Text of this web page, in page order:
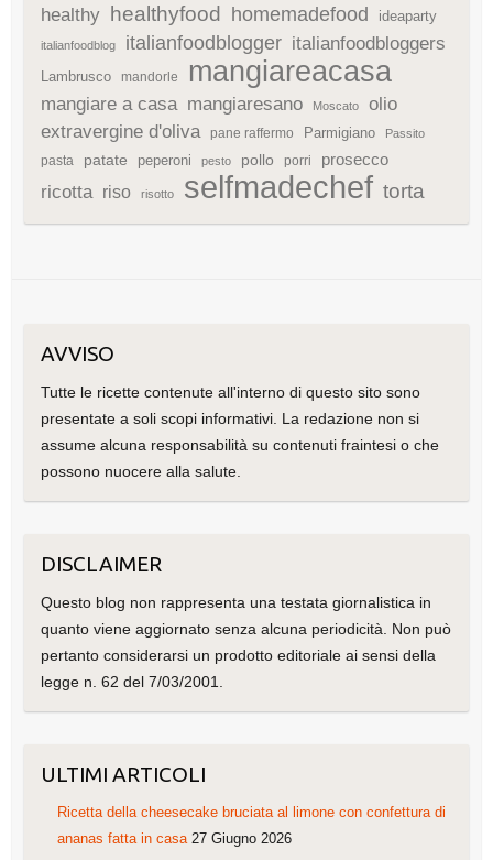
healthy healthyfood homemadefood ideaparty
italianfoodblog italianfoodblogger italianfoodbloggers
Lambrusco mandorle mangiareacasa
mangiare a casa mangiaresano Moscato
olio
extravergine d'oliva
pane raffermo Parmigiano Passito
pasta patate peperoni pesto pollo porri prosecco
ricotta riso risotto selfmadechef torta
AVVISO
Tutte le ricette contenute all'interno di questo sito sono
presentate a soli scopi informativi. La redazione non si
assume alcuna responsabilità su contenuti fraintesi o che
possono nuocere alla salute.
DISCLAIMER
Questo blog non rappresenta una testata giornalistica in
quanto viene aggiornato senza alcuna periodicità. Non può
pertanto considerarsi un prodotto editoriale ai sensi della
legge n. 62 del 7/03/2001.
ULTIMI ARTICOLI
Ricetta della cheesecake bruciata al limone con confettura di
ananas fatta in casa 27 Giugno 2026